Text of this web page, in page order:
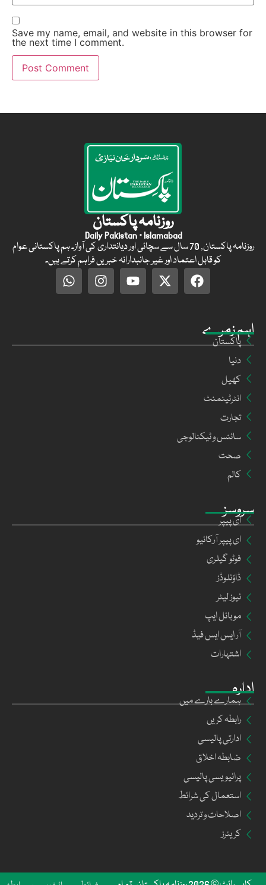
Save my name, email, and website in this browser for
the next time I comment.
ادارہ
ہمارے بارے میں
رابطہ کریں
ادارتی پالیسی
ضابطہ اخلاق
پرائیویسی پالیسی
استعمال کی شرائط
اصلاحات و تردید
کریئرز
سروسز
ای پیپر
ای پیپر آرکائیو
فوٹو گیلری
ڈاؤنلوڈز
نیوز لیٹر
موبائل ایپ
آر ایس ایس فیڈ
اشتہارات
اہم زمرے
پاکستان
دنیا
کھیل
انٹرٹینمنٹ
تجارت
سائنس و ٹیکنالوجی
صحت
کالم
روزنامہ پاکستان
Daily Pakistan · Islamabad
روزنامہ پاکستان, 70 سال سے سچائی اور دیانتداری کی آواز۔ ہم پاکستانی عوام
کو قابل اعتماد اور غیر جانبدارانہ خبریں فراہم کرتے ہیں۔